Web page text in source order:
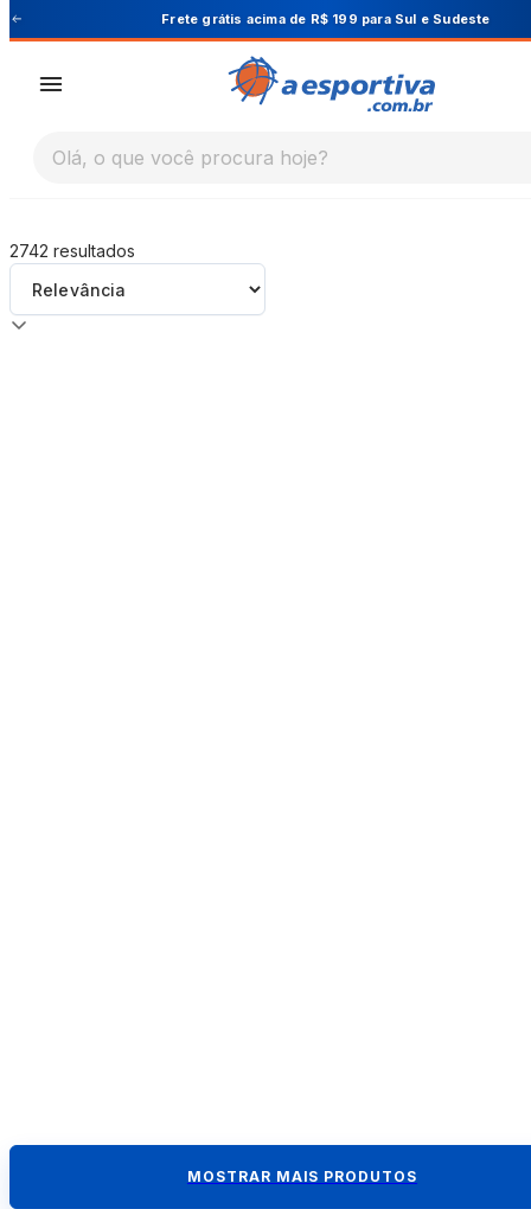
A Esportiva
Sul e Sudeste Cupom PRIMEIRA10
Olá, o que você procura hoje?
2742 resultados
MOSTRAR MAIS PRODUTOS